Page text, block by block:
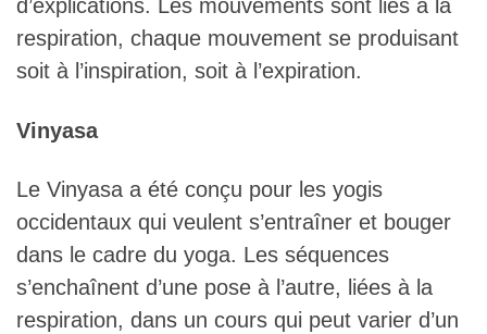
d’explications. Les mouvements sont liés à la
respiration, chaque mouvement se produisant
soit à l’inspiration, soit à l’expiration.
Vinyasa
Le Vinyasa a été conçu pour les yogis
occidentaux qui veulent s’entraîner et bouger
dans le cadre du yoga. Les séquences
s’enchaînent d’une pose à l’autre, liées à la
respiration, dans un cours qui peut varier d’un